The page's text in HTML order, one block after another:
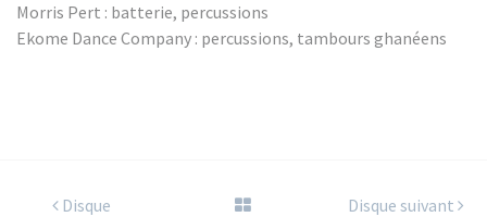
Morris Pert : batterie, percussions
Ekome Dance Company : percussions, tambours ghanéens
Disque
Disque suivant